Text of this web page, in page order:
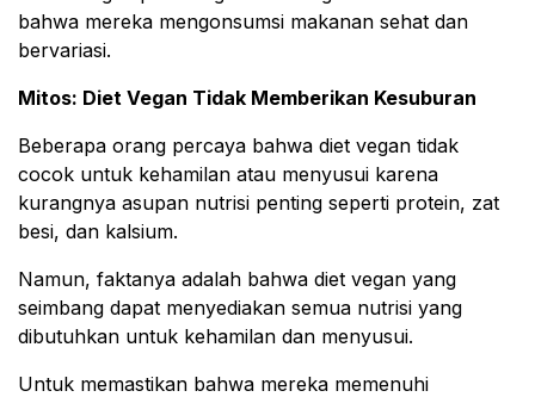
bahwa mereka mengonsumsi makanan sehat dan
bervariasi.
Mitos: Diet Vegan Tidak Memberikan Kesuburan
Beberapa orang percaya bahwa diet vegan tidak
cocok untuk kehamilan atau menyusui karena
kurangnya asupan nutrisi penting seperti protein, zat
besi, dan kalsium.
Namun, faktanya adalah bahwa diet vegan yang
seimbang dapat menyediakan semua nutrisi yang
dibutuhkan untuk kehamilan dan menyusui.
Untuk memastikan bahwa mereka memenuhi